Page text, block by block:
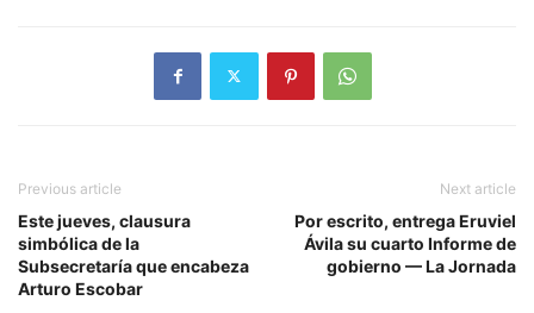
Previous article
Este jueves, clausura
simbólica de la
Subsecretaría que encabeza
Arturo Escobar
Next article
Por escrito, entrega Eruviel
Ávila su cuarto Informe de
gobierno — La Jornada